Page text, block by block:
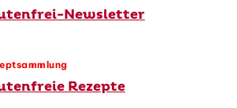
Newsletter
Rezepte